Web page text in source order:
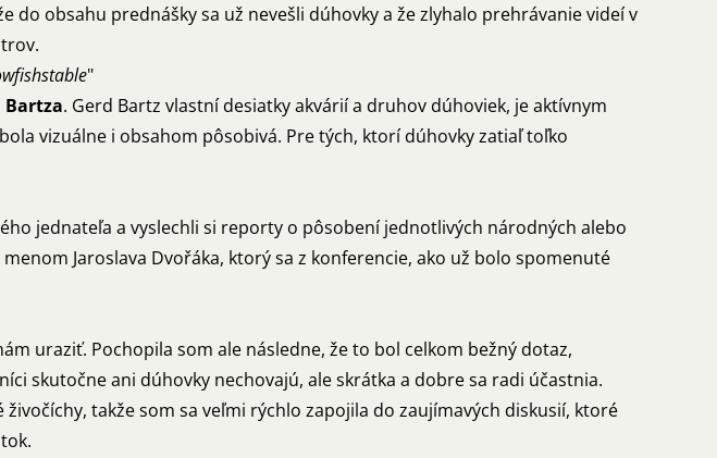
obsahu prednášky sa už nevešli dúhovky a že zlyhalo prehrávanie videí v
"
Bartza. Gerd Bartz vlastní desiatky akvárií a druhov dúhoviek, je aktívnym
vizuálne i obsahom pôsobivá. Pre tých, ktorí dúhovky zatiaľ toľko
jednateľa a vyslechli si reporty o pôsobení jednotlivých národných alebo
Jaroslava Dvořáka, ktorý sa z konferencie, ako už bolo spomenuté
uraziť. Pochopila som ale následne, že to bol celkom bežný dotaz,
skutočne ani dúhovky nechovajú, ale skrátka a dobre sa radi účastnia.
takže som sa veľmi rýchlo zapojila do zaujímavých diskusií, ktoré